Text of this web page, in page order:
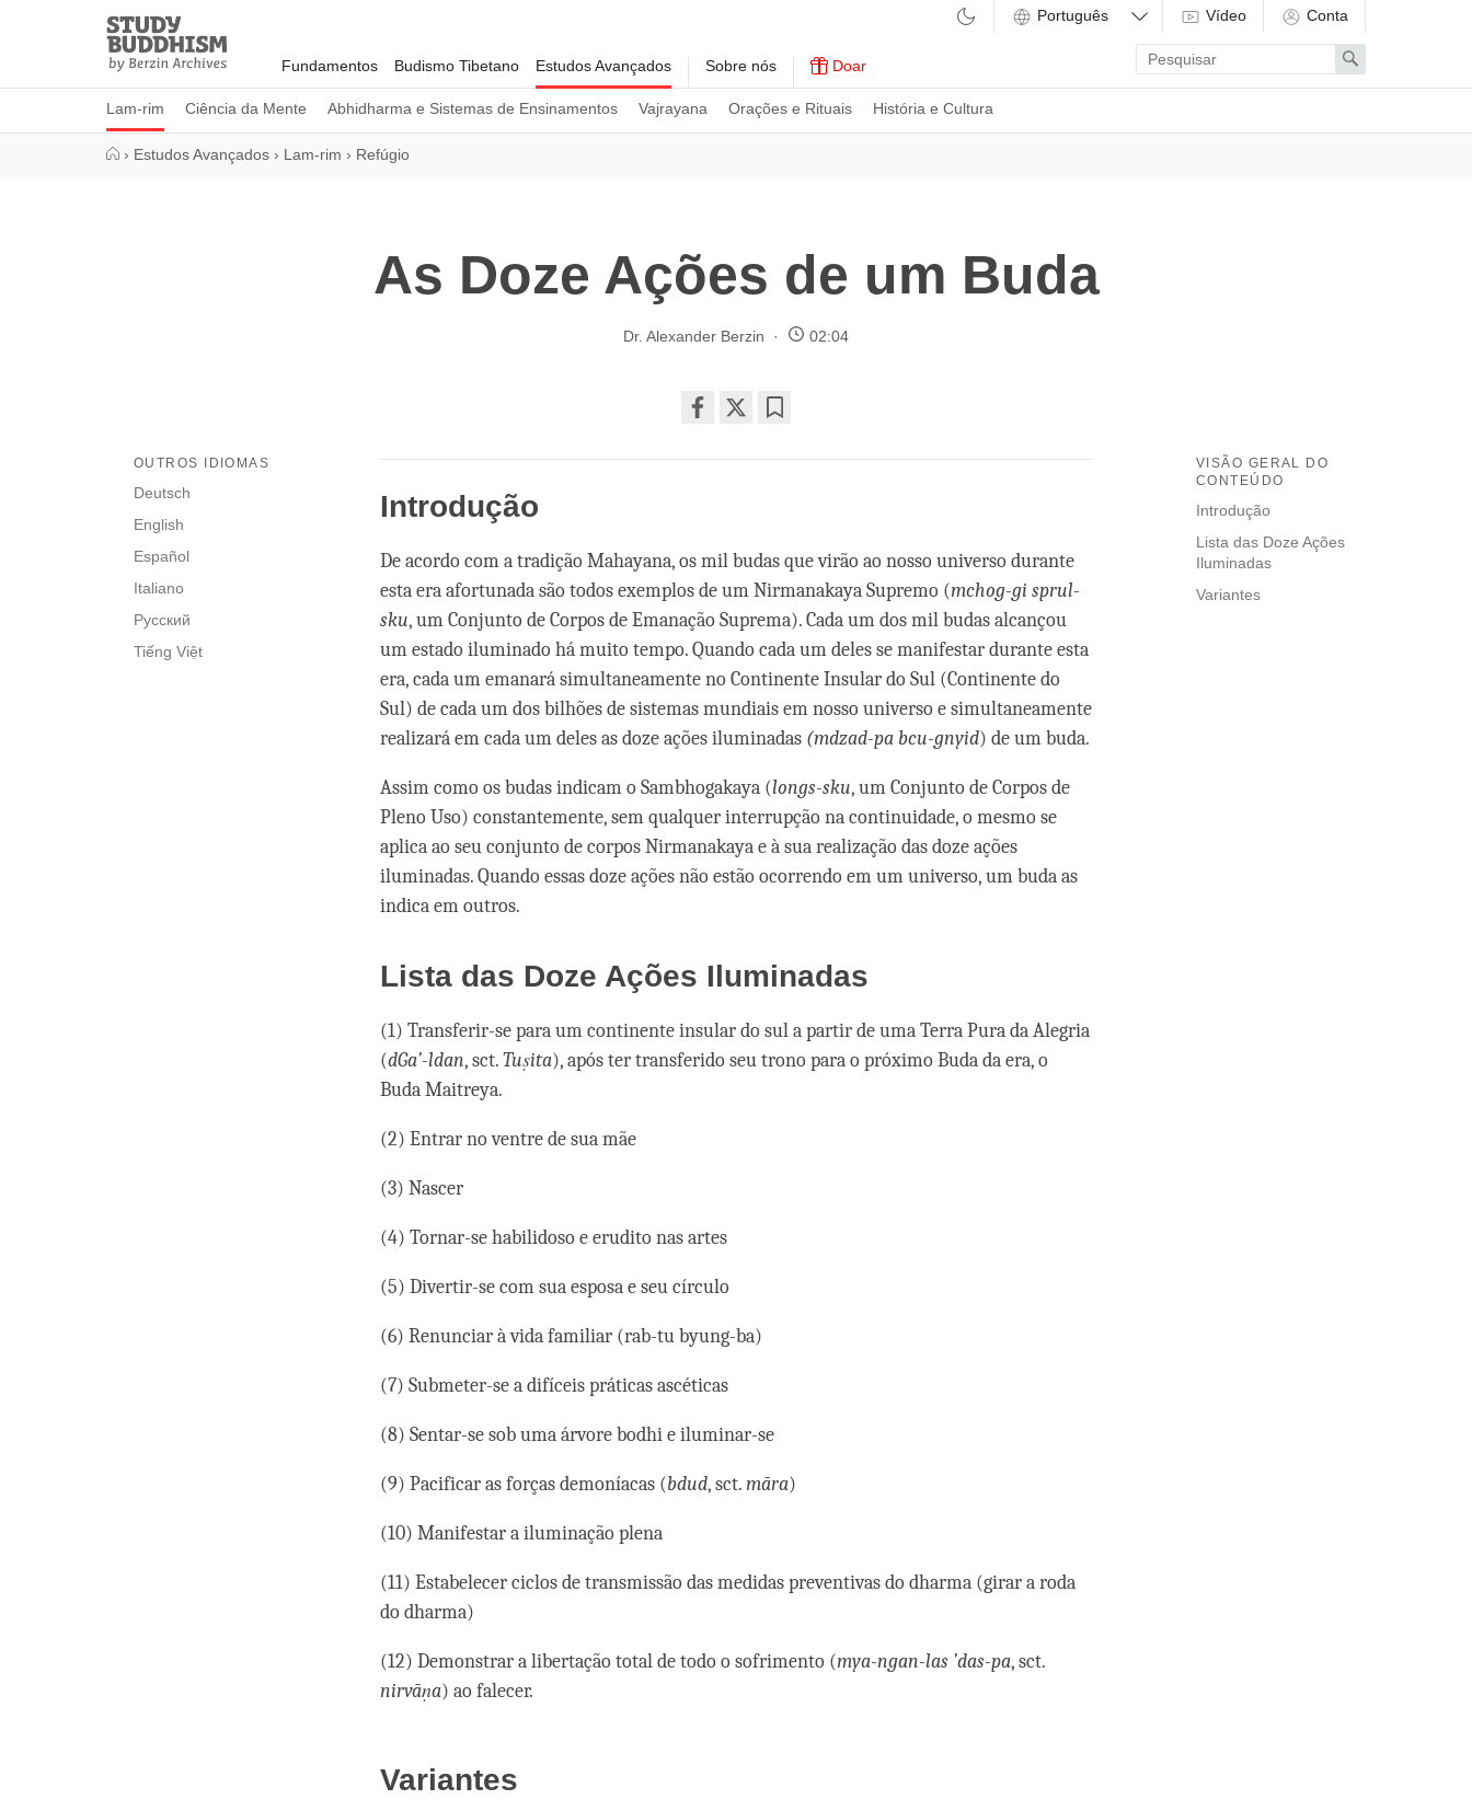
Study
Buddhism
Home
Fundamentos Budismo Tibetano Estudos Avançados
Lam-rim Ciência da Mente Abhidharma e Sistemas de Ensinamentos Vajrayana Orações e Rituais História e Cultura
Sobre nós Doar
Vídeo Conta
Enter
search
term
Search
› Estudos Avançados › Lam-rim › Refúgio
As Doze Ações de um Buda
Dr. Alexander Berzin 02:04
on
VISÃO GERAL DO
CONTEÚDO
Introdução
Lista das Doze Ações
Iluminadas
Variantes
OUTROS IDIOMAS
Deutsch
English
Español
Italiano
Русский
Tiếng Việt
Introdução
De acordo com a tradição Mahayana, os mil budas que virão ao nosso universo durante
esta era afortunada são todos exemplos de um Nirmanakaya Supremo (mchog-gi sprul-
sku, um Conjunto de Corpos de Emanação Suprema). Cada um dos mil budas alcançou
um estado iluminado há muito tempo. Quando cada um deles se manifestar durante esta
era, cada um emanará simultaneamente no Continente Insular do Sul (Continente do
Sul) de cada um dos bilhões de sistemas mundiais em nosso universo e simultaneamente
realizará em cada um deles as doze ações iluminadas (mdzad-pa bcu-gnyid) de um buda.
Assim como os budas indicam o Sambhogakaya (longs-sku, um Conjunto de Corpos de
Pleno Uso) constantemente, sem qualquer interrupção na continuidade, o mesmo se
aplica ao seu conjunto de corpos Nirmanakaya e à sua realização das doze ações
iluminadas. Quando essas doze ações não estão ocorrendo em um universo, um buda as
indica em outros.
Lista das Doze Ações Iluminadas
(1) Transferir-se para um continente insular do sul a partir de uma Terra Pura da Alegria
(dGa’-ldan, sct.Tuṣita), após ter transferido seu trono para o próximo Buda da era, o
Buda Maitreya.
(2) Entrar no ventre de sua mãe
(3) Nascer
(4) Tornar-se habilidoso e erudito nas artes
(5) Divertir-se com sua esposa e seu círculo
(6) Renunciar à vida familiar (rab-tu byung-ba)
(7) Submeter-se a difíceis práticas ascéticas
(8) Sentar-se sob uma árvore bodhi e iluminar-se
(9) Pacificar as forças demoníacas (bdud, sct.māra)
(10) Manifestar a iluminação plena
(11) Estabelecer ciclos de transmissão das medidas preventivas do dharma (girar a roda
do dharma)
(12) Demonstrar a libertação total de todo o sofrimento (mya-ngan-las ’das-pa, sct.
nirvāṇa) ao falecer.
Variantes